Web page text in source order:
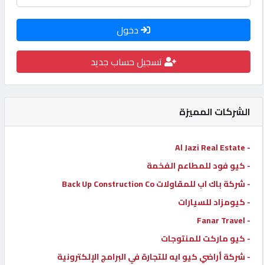
كيو
نمبر
كارز
كيو
ماركت
الدليل
القطري
POWERED
QHOST
دخول
تسجيل حساب جديد
الشركات المميزة
- Al Jazi Real Estate
- كيو فود للمطاعم الفخمة
- شركة باك اب للمقاولات Back Up Construction Co
- كيومزاد للسيارات
- Fanar Travel
- كيو ماركت للمنتوجات
- شركة أراضي كيو ايه للتجارة في البرامج الإلكترونية